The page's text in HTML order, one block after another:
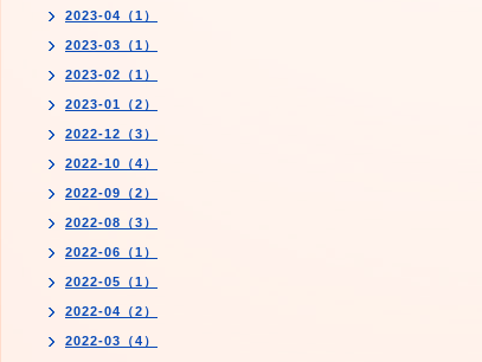
2023-04（1）
2023-03（1）
2023-02（1）
2023-01（2）
2022-12（3）
2022-10（4）
2022-09（2）
2022-08（3）
2022-06（1）
2022-05（1）
2022-04（2）
2022-03（4）